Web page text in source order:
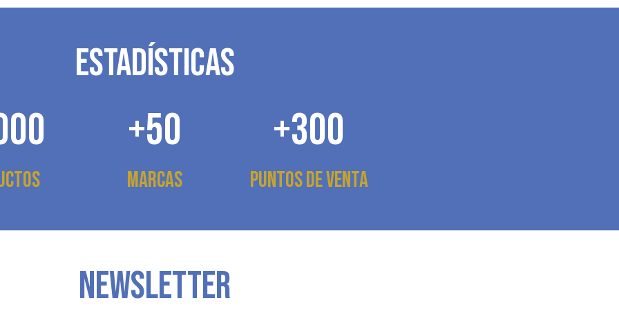
ESTADÍSTICAS
+50
Marcas
+300
Puntos de venta
NEWSLETTER